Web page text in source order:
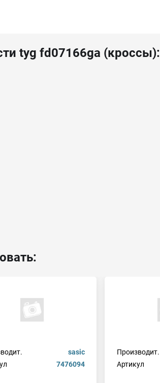
tyg fd07166ga (кроссы):
sasic
7476094
Производит.
Артикул